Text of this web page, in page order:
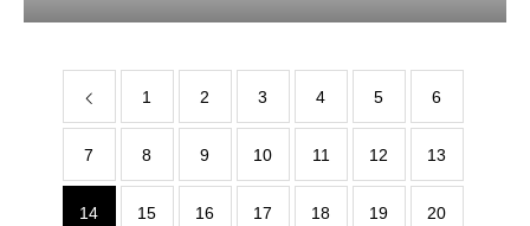
1 2 3 4 5 6
7 8 9 10 11 12 13
14 15 16 17 18 19 20